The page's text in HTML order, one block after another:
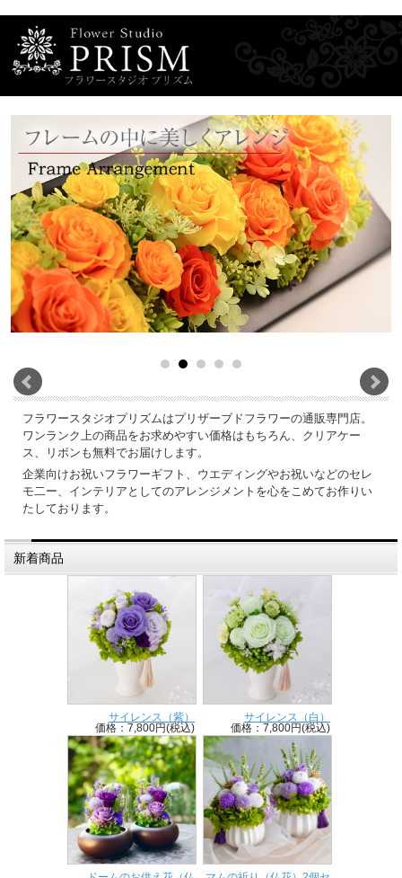
フラワースタジオプリズムはプリザーブドフラワーの通販専門店。
ワンランク上の商品をお求めやすい価格はもちろん、クリアケー
ス、リボンも無料でお届けします。
企業向けお祝いフラワーギフト、ウエディングやお祝いなどのセレ
モ二ー、インテリアとしてのアレンジメントを心をこめてお作りい
たしております。
新着商品
サイレンス（紫）
価格：7,800円(税込)
サイレンス（白）
価格：7,800円(税込)